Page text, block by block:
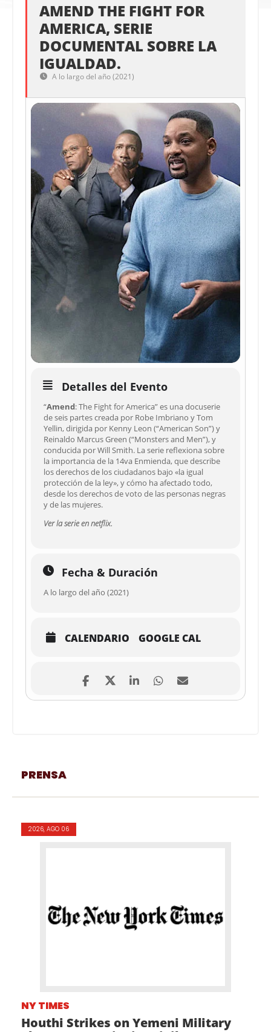
AMEND THE FIGHT FOR
AMERICA, SERIE
DOCUMENTAL SOBRE LA
IGUALDAD.
A lo largo del año (2021)
Detalles del Evento
“Amend: The Fight for America” es una docuserie
de seis partes creada por Robe Imbriano y Tom
Yellin, dirigida por Kenny Leon (“American Son”) y
Reinaldo Marcus Green (“Monsters and Men”), y
conducida por Will Smith. La serie reflexiona sobre
la importancia de la 14va Enmienda, que describe
los derechos de los ciudadanos bajo «la igual
protección de la ley», y cómo ha afectado todo,
desde los derechos de voto de las personas negras
y de las mujeres.
Ver la serie en netflix.
Fecha & Duración
A lo largo del año (2021)
CALENDARIO GOOGLE CAL
PRENSA
2026, AGO 06
NY TIMES
Houthi Strikes on Yemeni Military